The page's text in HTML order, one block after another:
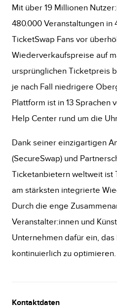
Mit über 19 Millionen
480.000 Veranstaltungen in
TicketSwap Fans vor
Wiederverkaufspreise auf
ursprünglichen Ticketpreis
je nach Fall niedrigere
Plattform ist in 13 Sprachen
Help Center rund um die
Dank seiner einzigartigen
(SecureSwap) und
Ticketanbietern weltweit ist
am stärksten integrierte
Durch die enge
Veranstalter:innen und
Unternehmen dafür ein, das
kontinuierlich zu optimieren.
Kontaktdaten